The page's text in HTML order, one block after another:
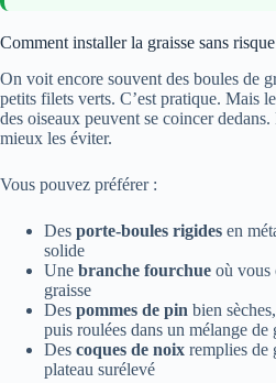
Comment installer la graisse sans
On voit encore souvent des boules de
petits filets verts. C’est pratique. Mais
des oiseaux peuvent se coincer
mieux les éviter.
Vous pouvez préférer :
Des porte-boules rigides en
solide
Une branche fourchue où vous
graisse
Des pommes de pin bien
puis roulées dans un mélange de
Des coques de noix remplies de
plateau surélevé